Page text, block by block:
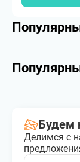
Будем
Делимся с